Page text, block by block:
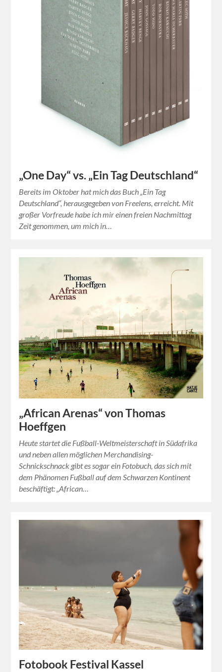
„One Day“ vs. „Ein Tag Deutschland“
Bereits im Oktober hat mich das Buch „Ein Tag
Deutschland“, herausgegeben von Freelens, erreicht. Mit
großer Vorfreude habe ich mir einen freien Nachmittag
Zeit genommen, um mich in…
„African Arenas“ von Thomas
Hoeffgen
Heute startet die Fußball-Weltmeisterschaft in Südafrika
und neben allen möglichen Merchandising-
Schnickschnack gibt es sogar ein Fotobuch, das sich mit
dem Phänomen Fußball auf dem Schwarzen Kontinent
beschäftigt: „African…
Fotobook Festival Kassel